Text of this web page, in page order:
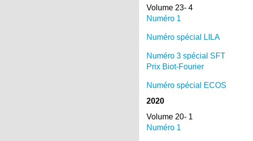
Volume 23- 4
Numéro 1
Numéro spécial LILA
Numéro 3 spécial SFT
Prix Biot-Fourier
Numéro spécial ECOS
2020
Volume 20- 1
Numéro 1